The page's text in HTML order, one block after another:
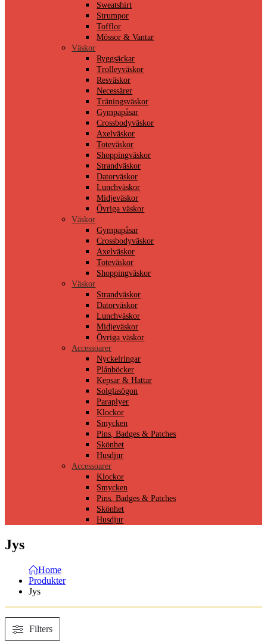
Sweatshirt
Strumpor
Tofflor
Mössor & Vantar
Väskor
Ryggsäckar
Trolleyväskor
Resväskor
Necessärer
Träningsväskor
Gympapåsar
Crossbodyväskor
Axelväskor
Toteväskor
Shoppingväskor
Strandväskor
Datorväskor
Lunchväskor
Midjeväskor
Övriga väskor
Väskor
Gympapåsar
Crossbodyväskor
Axelväskor
Toteväskor
Shoppingväskor
Väskor
Strandväskor
Datorväskor
Lunchväskor
Midjeväskor
Övriga väskor
Accessoarer
Nyckelringar
Plånböcker
Kepsar & Hattar
Solglasögon
Paraplyer
Klockor
Smycken
Pins, Badges & Patches
Skönhet
Husdjur
Accessoarer
Klockor
Smycken
Pins, Badges & Patches
Skönhet
Husdjur
Jys
Home
Produkter
Jys
Filters